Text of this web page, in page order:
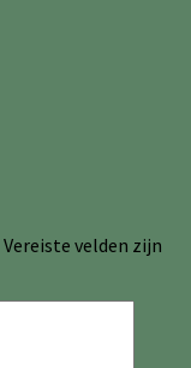
Vereiste velden zijn